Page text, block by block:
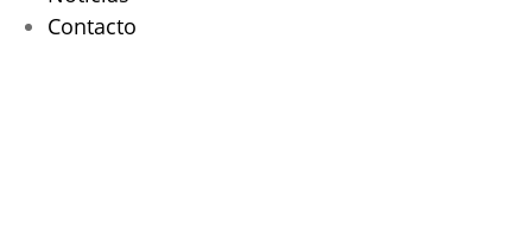
Contacto